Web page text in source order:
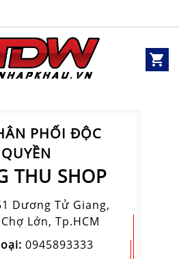
PHỐI ĐỘC
QUYỀN
THU SHOP
Dương Tử Giang,
Lớn, Tp.HCM
0945893333